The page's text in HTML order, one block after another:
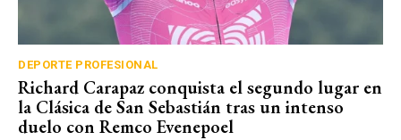
DEPORTE PROFESIONAL
Richard Carapaz conquista el segundo lugar en
la Clásica de San Sebastián tras un intenso
duelo con Remco Evenepoel